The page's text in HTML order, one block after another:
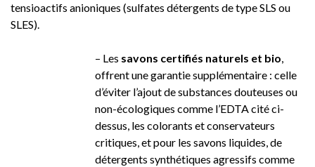
tensioactifs anioniques (sulfates détergents de type SLS ou
SLES).
– Les savons certifiés naturels et bio,
offrent une garantie supplémentaire : celle
d’éviter l’ajout de substances douteuses ou
non-écologiques comme l’EDTA cité ci-
dessus, les colorants et conservateurs
critiques, et pour les savons liquides, de
détergents synthétiques agressifs comme